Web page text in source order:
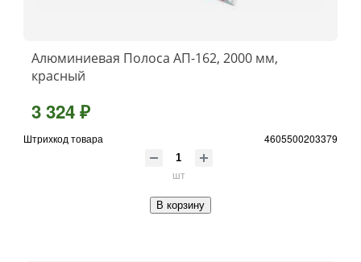
Алюминиевая Полоса АП-162, 2000 мм,
красный
3 324 ₽
Штрихкод товара 4605500203379
шт
В корзину